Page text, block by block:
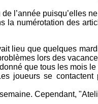
l’année puisqu’elles
la numérotation des
lieu que quelques
lors des
que tous les mois
joueurs se
Cependant,